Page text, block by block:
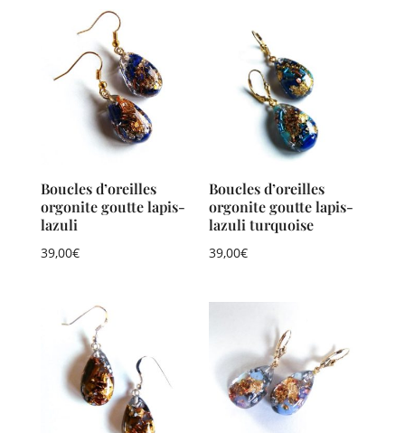
Boucles d’oreilles
orgonite goutte lapis-
lazuli
39,00€
Boucles d’oreilles
orgonite goutte lapis-
lazuli turquoise
39,00€